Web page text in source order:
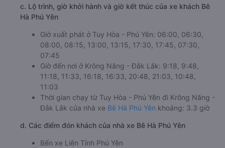
c. Lộ trình, giờ khởi hành và giờ kết thúc của xe khách Bê
Hà Phú Yên
Giờ xuất phát ở Tuy Hòa - Phú Yên: 06:00, 06:30,
08:00, 08:15, 13:00, 13:15, 17:30, 17:45, 07:30,
07:45
Giờ đến nơi ở Krông Năng - Đắk Lắk: 9:18, 9:48,
11:18, 11:33, 16:18, 16:33, 20:48, 21:03, 10:48,
11:03
Thời gian chạy từ Tuy Hòa - Phú Yên đi Krông Năng -
Đắk Lắk của nhà xe Bê Hà Phú Yên khoảng: 3.3 giờ
d. Các điểm đón khách của nhà xe Bê Hà Phú Yên
Bến xe Liên Tỉnh Phú Yên